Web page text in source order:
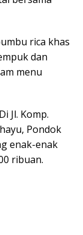
rica khas
dan
menu
Jl. Komp.
Pondok
enak-enak
ribuan.